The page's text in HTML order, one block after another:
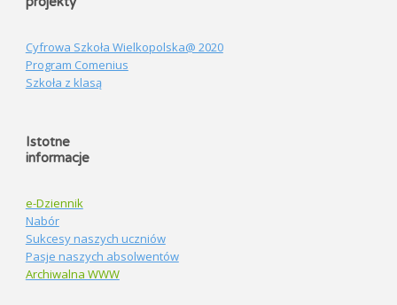
Cyfrowa Szkoła Wielkopolska@ 2020
Program Comenius
Szkoła z klasą
Istotne
informacje
e-Dziennik
Nabór
Sukcesy naszych uczniów
Pasje naszych absolwentów
Archiwalna WWW